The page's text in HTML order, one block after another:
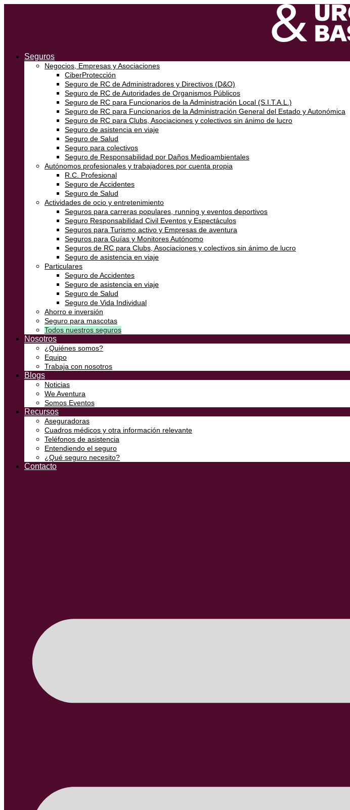
Seguros
Negocios, Empresas y Asociaciones
CiberProtección
Seguro de RC de Administradores y Directivos (D&O)
Seguro de RC de Autoridades de Organismos Públicos
Seguro de RC para Funcionarios de la Administración Local (S.I.T.A.L.)
Seguro de RC para Funcionarios de la Administración General del Estado y Autonómica
Seguro de RC para Clubs, Asociaciones y colectivos sin ánimo de lucro
Seguro de asistencia en viaje
Seguro de Salud
Seguro para colectivos
Seguro de Responsabilidad por Daños Medioambientales
Autónomos profesionales y trabajadores por cuenta propia
R.C. Profesional
Seguro de Accidentes
Seguro de Salud
Actividades de ocio y entretenimiento
Seguros para carreras populares, running y eventos deportivos
Seguro Responsabilidad Civil Eventos y Espectáculos
Seguros para Turismo activo y Empresas de aventura
Seguros para Guías y Monitores Autónomo
Seguros de RC para Clubs, Asociaciones y colectivos sin ánimo de lucro
Seguro de asistencia en viaje
Particulares
Seguro de Accidentes
Seguro de asistencia en viaje
Seguro de Salud
Seguro de Vida Individual
Ahorro e inversión
Seguro para mascotas
Todos nuestros seguros
Nosotros
¿Quiénes somos?
Equipo
Trabaja con nosotros
Blogs
Noticias
We Aventura
Somos Eventos
Recursos
Aseguradoras
Cuadros médicos y otra información relevante
Teléfonos de asistencia
Entendiendo el seguro
¿Qué seguro necesito?
Contacto